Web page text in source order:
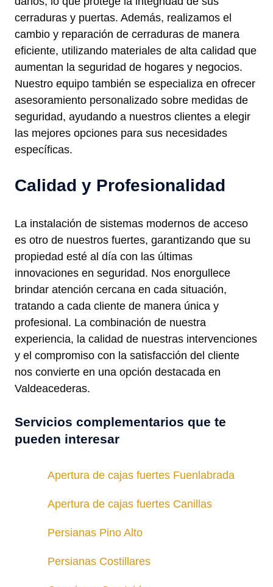
cerraduras y puertas. Además, realizamos el
cambio y reparación de cerraduras de manera
eficiente, utilizando materiales de alta calidad que
aumentan la seguridad de hogares y negocios.
Nuestro equipo también se especializa en ofrecer
asesoramiento personalizado sobre medidas de
seguridad, ayudando a nuestros clientes a elegir
las mejores opciones para sus necesidades
específicas.
Calidad y Profesionalidad
La instalación de sistemas modernos de acceso
es otro de nuestros fuertes, garantizando que su
propiedad esté al día con las últimas
innovaciones en seguridad. Nos enorgullece
brindar atención cercana en cada situación,
tratando a cada cliente de manera única y
profesional. La combinación de nuestra
experiencia, la calidad de nuestras intervenciones
y el compromiso con la satisfacción del cliente
nos convierte en una opción destacada en
Valdeacederas.
Servicios complementarios que te
pueden interesar
Apertura de cajas fuertes Fuenlabrada
Apertura de cajas fuertes Canillas
Persianas Pino Alto
Persianas Costillares